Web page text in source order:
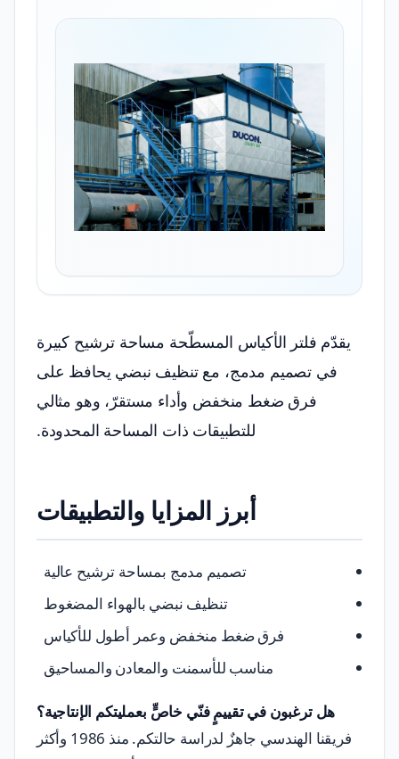
يقدّم فلتر الأكياس المسطّحة مساحة ترشيح كبيرة
في تصميم مدمج، مع تنظيف نبضي يحافظ على
فرق ضغط منخفض وأداء مستقرّ، وهو مثالي
للتطبيقات ذات المساحة المحدودة.
أبرز المزايا والتطبيقات
تصميم مدمج بمساحة ترشيح عالية
تنظيف نبضي بالهواء المضغوط
فرق ضغط منخفض وعمر أطول للأكياس
مناسب للأسمنت والمعادن والمساحيق
هل ترغبون في تقييمٍ فنّي خاصٍّ بعمليتكم الإنتاجية؟
فريقنا الهندسي جاهزٌ لدراسة حالتكم. منذ 1986 وأكثر